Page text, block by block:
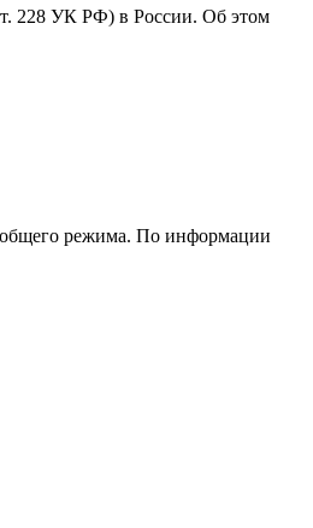
228 УК РФ) в России. Об этом
общего режима. По информации